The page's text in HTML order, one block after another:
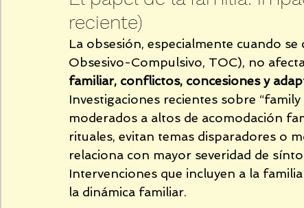
reciente)
La obsesión, especialmente cuando
Obsesivo-Compulsivo, TOC), no
familiar, conflictos, concesiones y
Investigaciones recientes sobre
moderados a altos de acomodación
rituales, evitan temas disparadores o
relaciona con mayor severidad de
Intervenciones que incluyen a la
la dinámica familiar.